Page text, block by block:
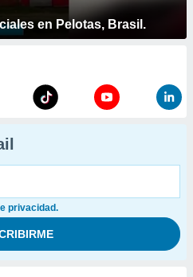
en Pelotas, Brasil.
privacidad.